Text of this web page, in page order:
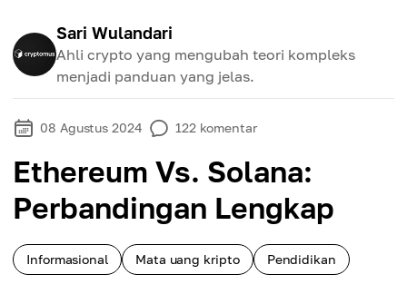
Sari Wulandari
Ahli crypto yang mengubah teori kompleks
menjadi panduan yang jelas.
08 Agustus 2024 122 komentar
Ethereum Vs. Solana:
Perbandingan Lengkap
Informasional Mata uang kripto Pendidikan